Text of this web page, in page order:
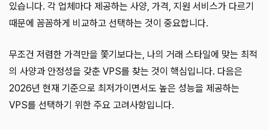
있습니다. 각 업체마다 제공하는 사양, 가격, 지원 서비스가 다르기
때문에 꼼꼼하게 비교하고 선택하는 것이 중요합니다.
무조건 저렴한 가격만을 쫓기보다는, 나의 거래 스타일에 맞는 최적
의 사양과 안정성을 갖춘 VPS를 찾는 것이 핵심입니다. 다음은
2026년 현재 기준으로 최저가이면서도 높은 성능을 제공하는
VPS를 선택하기 위한 주요 고려사항입니다.